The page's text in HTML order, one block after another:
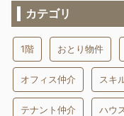
カテゴリ
1階 おとり物件
オフィス仲介 スキ
テナント仲介 ハウ